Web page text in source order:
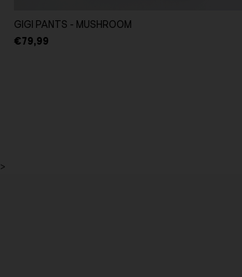
GIGI PANTS - MUSHROOM
€79,99
>